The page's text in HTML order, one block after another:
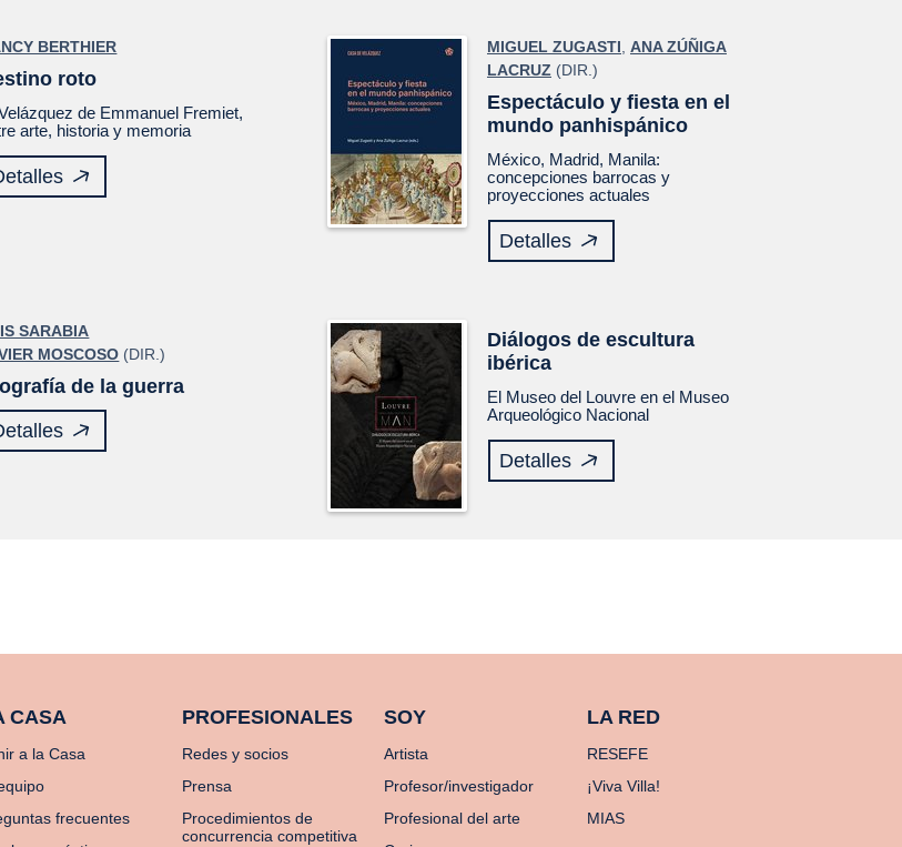
BERTHIER
roto
de Emmanuel Fremiet,
arte, historia y memoria
MIGUEL ZUGASTI ANA ZÚÑIGA
LACRUZ (DIR.)
Espectáculo y fiesta en el
mundo panhispánico
México, Madrid, Manila:
concepciones barrocas y
proyecciones actuales
Detalles
SARABIA
MOSCOSO (DIR.)
de la guerra
Diálogos de escultura
ibérica
El Museo del Louvre en el Museo
Arqueológico Nacional
Detalles
CASA
a la Casa
frecuentes
PROFESIONALES
Redes y socios
Prensa
Procedimientos de
concurrencia competitiva
SOY
Artista
Profesor/investigador
Profesional del arte
LA RED
RESEFE
¡Viva Villa!
MIAS